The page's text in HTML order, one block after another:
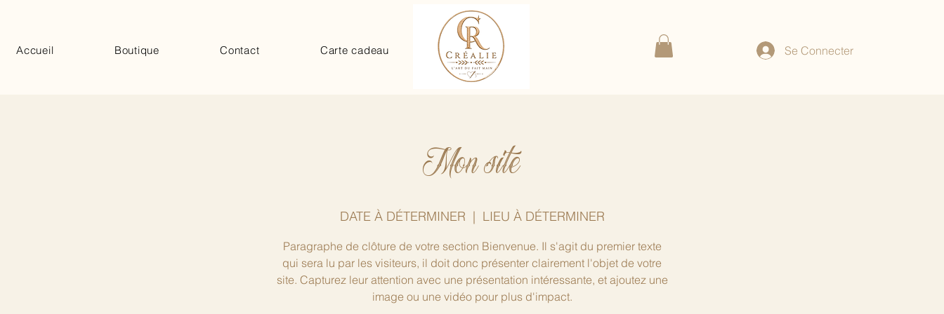
Accueil Boutique Contact Carte cadeau Se Connecter
Mon site
DATE À DÉTERMINER
  |
LIEU À DÉTERMINER
Paragraphe de clôture de votre section Bienvenue. Il s'agit du premier texte
qui sera lu par les visiteurs, il doit donc présenter clairement l'objet de votre
site. Capturez leur attention avec une présentation intéressante, et ajoutez une
image ou une vidéo pour plus d'impact.